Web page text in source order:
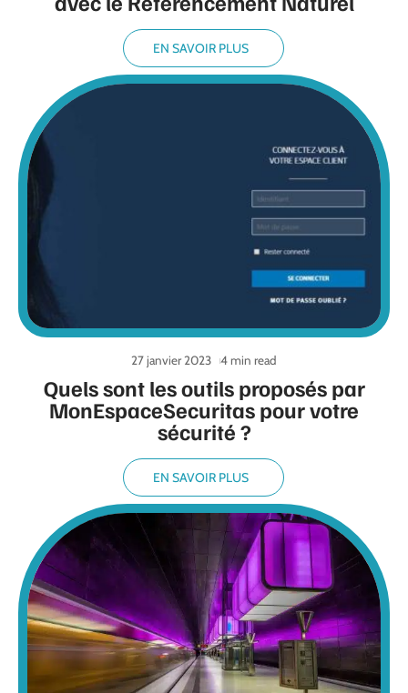
EN SAVOIR PLUS
Quels sont les outils proposés par
MonEspaceSecuritas pour votre
sécurité ?
27 janvier 2023 4 min read
EN SAVOIR PLUS